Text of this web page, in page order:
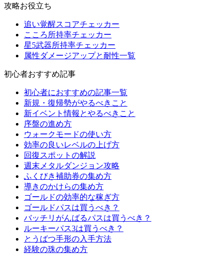
攻略お役立ち
追い覚醒スコアチェッカー
こころ所持率チェッカー
星5武器所持率チェッカー
属性ダメージアップと耐性一覧
初心者おすすめ記事
初心者におすすめの記事一覧
新規・復帰勢がやるべきこと
新イベント情報とやるべきこと
序盤の進め方
ウォークモードの使い方
効率の良いレベルの上げ方
回復スポットの解説
週末メタルダンジョン攻略
ふくびき補助券の集め方
導きのかけらの集め方
ゴールドの効率的な稼ぎ方
ゴールドパスは買うべき？
バッチリがんばるパスは買うべき？
ルーキーパス3は買うべき？
とうばつ手形の入手方法
経験の珠の集め方